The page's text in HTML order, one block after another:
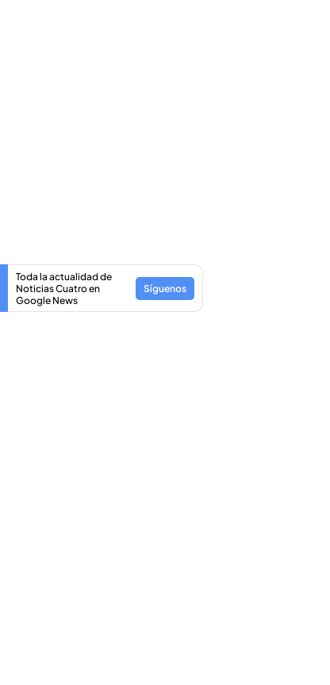
Toda la actualidad de
Noticias Cuatro en
Google News
Síguenos